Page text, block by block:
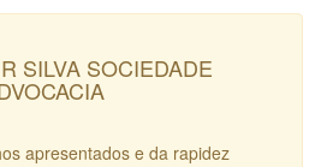
SILVA SOCIEDADE
apresentados e da rapidez